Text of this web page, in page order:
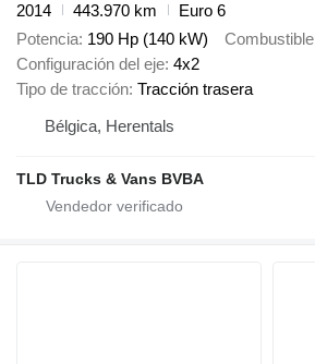
2014
443.970 km
Euro 6
Potencia 190 Hp (140 kW) Combustible
Configuración del eje 4x2
Tipo de tracción Tracción trasera
Bélgica, Herentals
TLD Trucks & Vans BVBA